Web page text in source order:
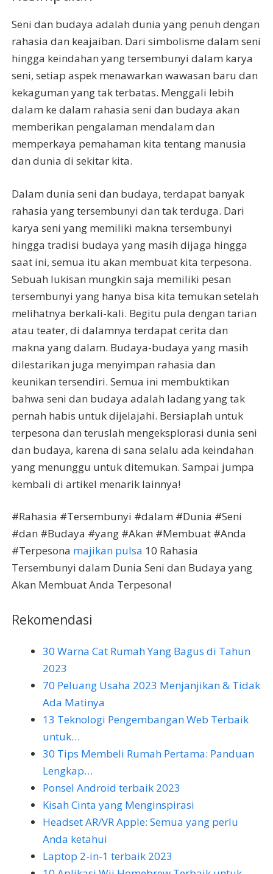
Seni dan budaya adalah dunia yang penuh dengan
rahasia dan keajaiban. Dari simbolisme dalam seni
hingga keindahan yang tersembunyi dalam karya
seni, setiap aspek menawarkan wawasan baru dan
kekaguman yang tak terbatas. Menggali lebih
dalam ke dalam rahasia seni dan budaya akan
memberikan pengalaman mendalam dan
memperkaya pemahaman kita tentang manusia
dan dunia di sekitar kita.
Dalam dunia seni dan budaya, terdapat banyak
rahasia yang tersembunyi dan tak terduga. Dari
karya seni yang memiliki makna tersembunyi
hingga tradisi budaya yang masih dijaga hingga
saat ini, semua itu akan membuat kita terpesona.
Sebuah lukisan mungkin saja memiliki pesan
tersembunyi yang hanya bisa kita temukan setelah
melihatnya berkali-kali. Begitu pula dengan tarian
atau teater, di dalamnya terdapat cerita dan
makna yang dalam. Budaya-budaya yang masih
dilestarikan juga menyimpan rahasia dan
keunikan tersendiri. Semua ini membuktikan
bahwa seni dan budaya adalah ladang yang tak
pernah habis untuk dijelajahi. Bersiaplah untuk
terpesona dan teruslah mengeksplorasi dunia seni
dan budaya, karena di sana selalu ada keindahan
yang menunggu untuk ditemukan. Sampai jumpa
kembali di artikel menarik lainnya!
#Rahasia #Tersembunyi #dalam #Dunia #Seni
#dan #Budaya #yang #Akan #Membuat #Anda
#Terpesona majikan pulsa 10 Rahasia
Tersembunyi dalam Dunia Seni dan Budaya yang
Akan Membuat Anda Terpesona!
Rekomendasi
30 Warna Cat Rumah Yang Bagus di Tahun
2023
70 Peluang Usaha 2023 Menjanjikan & Tidak
Ada Matinya
13 Teknologi Pengembangan Web Terbaik
untuk…
30 Tips Membeli Rumah Pertama: Panduan
Lengkap…
Ponsel Android terbaik 2023
Kisah Cinta yang Menginspirasi
Headset AR/VR Apple: Semua yang perlu
Anda ketahui
Laptop 2-in-1 terbaik 2023